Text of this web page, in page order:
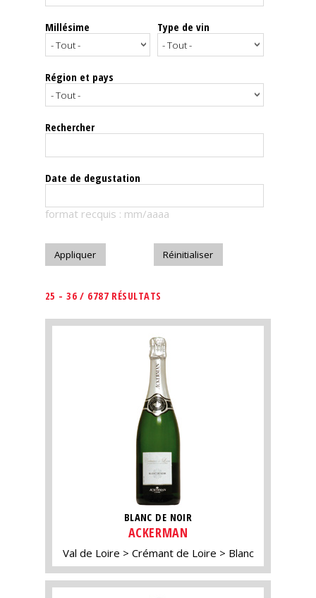
Spiritueux
Notes
dégustation
Le
magazine
Télécharger
Millésime Type de vin
Région et pays
Rechercher
Date de degustation
format recquis : mm/aaaa
25 - 36 / 6787 RÉSULTATS
BLANC DE NOIR
ACKERMAN
Val de Loire Crémant de Loire Blanc